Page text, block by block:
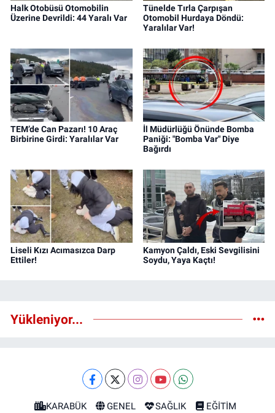
Halk Otobüsü Otomobilin
Üzerine Devrildi: 44 Yaralı Var
Tünelde Tırla Çarpışan
Otomobil Hurdaya Döndü:
Yaralılar Var!
TEM’de Can Pazarı! 10 Araç
Birbirine Girdi: Yaralılar Var
İl Müdürlüğü Önünde Bomba
Paniği: "Bomba Var" Diye
Bağırdı
Liseli Kızı Acımasızca Darp
Ettiler!
Kamyon Çaldı, Eski Sevgilisini
Soydu, Yaya Kaçtı!
Yükleniyor...
KARABÜK GENEL SAĞLIK
EĞİTİM